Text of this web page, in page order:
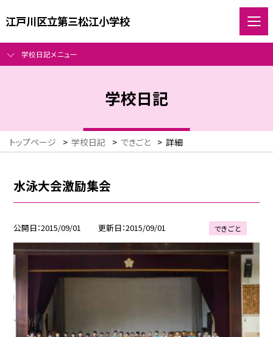
江戸川区立第三松江小学校
学校日記メニュー
学校日記
トップページ > 学校日記 > できごと > 詳細
水泳大会激励集会
公開日 2015/09/01 更新日 2015/09/01 できごと